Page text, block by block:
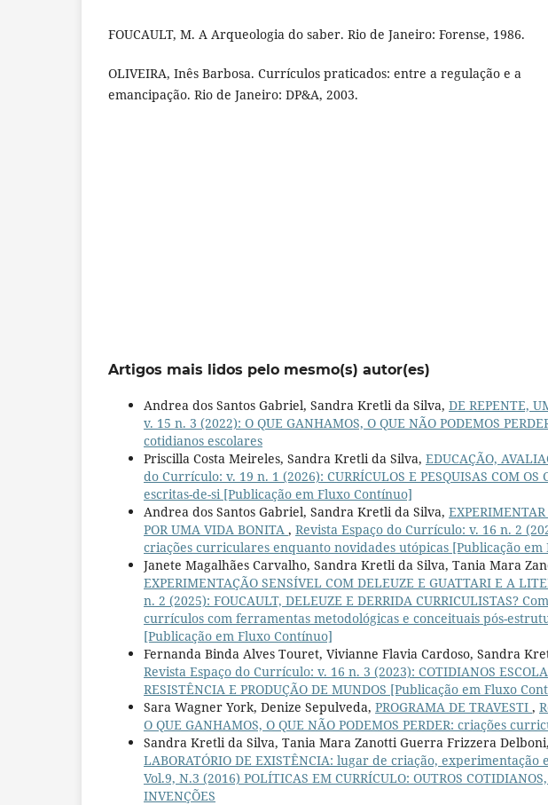
FOUCAULT, M. A Arqueologia do saber. Rio de Janeiro: Forense, 1986.
OLIVEIRA, Inês Barbosa. Currículos praticados: entre a regulação e a
emancipação. Rio de Janeiro: DP&A, 2003.
Artigos mais lidos pelo mesmo(s) autor(es)
Andrea dos Santos Gabriel, Sandra Kretli da Silva, DE REPENTE,
v. 15 n. 3 (2022): O QUE GANHAMOS, O QUE NÃO PODEMOS
cotidianos escolares
Priscilla Costa Meireles, Sandra Kretli da Silva, EDUCAÇÃO,
do Currículo: v. 19 n. 1 (2026): CURRÍCULOS E PESQUISAS COM
escritas-de-si [Publicação em Fluxo Contínuo]
Andrea dos Santos Gabriel, Sandra Kretli da Silva,
POR UMA VIDA BONITA , Revista Espaço do Currículo: v. 16 n. 2
criações curriculares enquanto novidades utópicas [Publicação em
Janete Magalhães Carvalho, Sandra Kretli da Silva, Tania Mara
EXPERIMENTAÇÃO SENSÍVEL COM DELEUZE E GUATTARI E A
n. 2 (2025): FOUCAULT, DELEUZE E DERRIDA CURRICULISTAS?
currículos com ferramentas metodológicas e conceituais pós-
[Publicação em Fluxo Contínuo]
Fernanda Binda Alves Touret, Vivianne Flavia Cardoso, Sandra
Revista Espaço do Currículo: v. 16 n. 3 (2023): COTIDIANOS
RESISTÊNCIA E PRODUÇÃO DE MUNDOS [Publicação em Fluxo
Sara Wagner York, Denize Sepulveda, PROGRAMA DE TRAVESTI ,
O QUE GANHAMOS, O QUE NÃO PODEMOS PERDER: criações
Sandra Kretli da Silva, Tania Mara Zanotti Guerra Frizzera Delboni,
LABORATÓRIO DE EXISTÊNCIA: lugar de criação, experimentação
Vol.9, N.3 (2016) POLÍTICAS EM CURRÍCULO: OUTROS
INVENÇÕES